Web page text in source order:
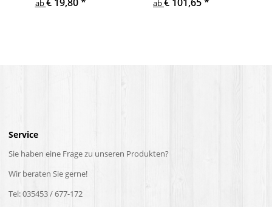
ab ab
Service
Sie haben eine Frage zu unseren Produkten?
Wir beraten Sie gerne!
Tel: 035453 / 677-172